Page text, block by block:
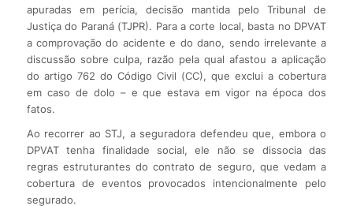
apuradas em perícia, decisão mantida pelo Tribunal de
Justiça do Paraná (TJPR). Para a corte local, basta no DPVAT
a comprovação do acidente e do dano, sendo irrelevante a
discussão sobre culpa, razão pela qual afastou a aplicação
do artigo 762 do Código Civil (CC), que exclui a cobertura
em caso de dolo – e que estava em vigor na época dos
fatos.
Ao recorrer ao STJ, a seguradora defendeu que, embora o
DPVAT tenha finalidade social, ele não se dissocia das
regras estruturantes do contrato de seguro, que vedam a
cobertura de eventos provocados intencionalmente pelo
segurado.